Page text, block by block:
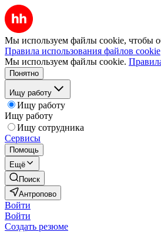
Мы используем файлы cookie, чтобы
Правила использования файлов cookie
Мы используем файлы cookie.
Понятно
Ищу работу
Ищу работу
Ищу работу
Ищу сотрудника
Сервисы
Помощь
Ещё
Поиск
Антропово
Войти
Войти
Создать резюме